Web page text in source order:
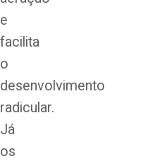
e
facilita
o
desenvolvimento
radicular.
Já
os